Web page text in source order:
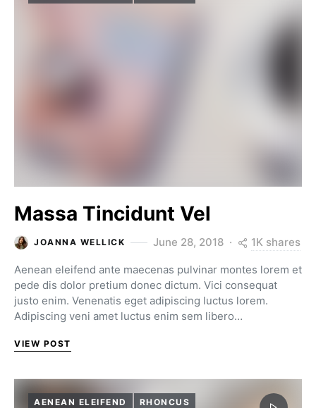
Massa Tincidunt Vel
JOANNA WELLICK June 28, 2018 1K shares
Aenean eleifend ante maecenas pulvinar montes lorem et
pede dis dolor pretium donec dictum. Vici consequat
justo enim. Venenatis eget adipiscing luctus lorem.
Adipiscing veni amet luctus enim sem libero…
VIEW POST
AENEAN ELEIFEND RHONCUS